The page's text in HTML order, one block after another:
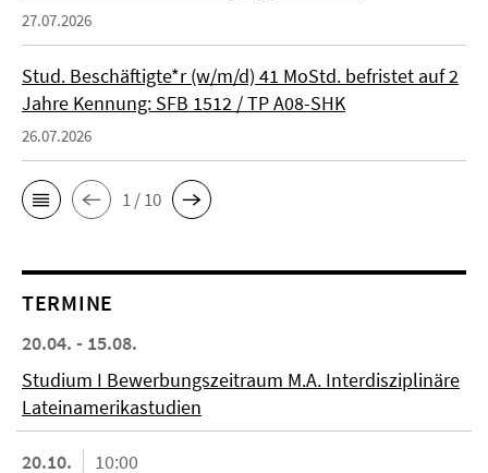
27.07.2026
Stud. Beschäftigte*r (w/m/d) 41 MoStd. befristet auf 2
Jahre Kennung: SFB 1512 / TP A08-SHK
26.07.2026
1 / 10
TERMINE
20.04. - 15.08.
Studium I Bewerbungszeitraum M.A. Interdisziplinäre
Lateinamerikastudien
20.10.
10:00